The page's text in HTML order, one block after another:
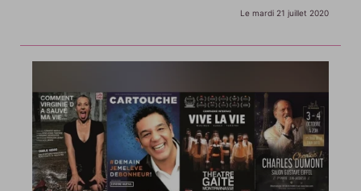
Le mardi 21 juillet 2020